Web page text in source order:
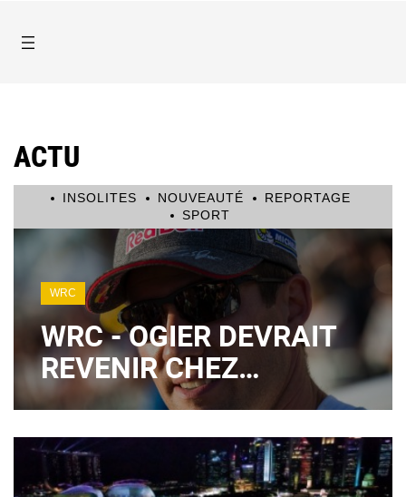
ACTU
INSOLITES NOUVEAUTÉ
REPORTAGE
SPORT
WRC
WRC - OGIER DEVRAIT
REVENIR CHEZ
CITROËN